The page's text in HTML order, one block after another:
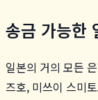
송금 가능한
일본의 거의 모든
즈호, 미쓰이 스미